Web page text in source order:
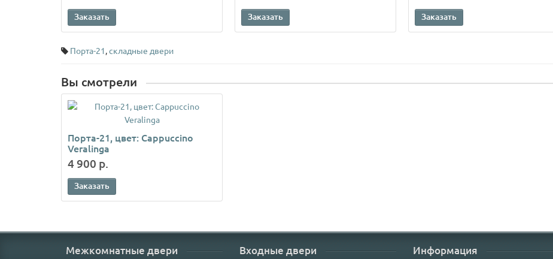
Заказать Заказать Заказать
Порта-21,складные двери
Вы смотрели
Порта-21, цвет: Cappuccino
Veralinga
4 900 р.
Заказать
Межкомнатные двери Входные двери Информация